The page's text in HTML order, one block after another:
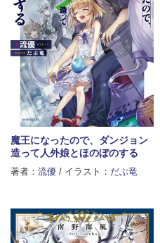
魔王になったので、ダンジョン
造って人外娘とほのぼのする
著者： 流優 / イラスト： だぶ竜